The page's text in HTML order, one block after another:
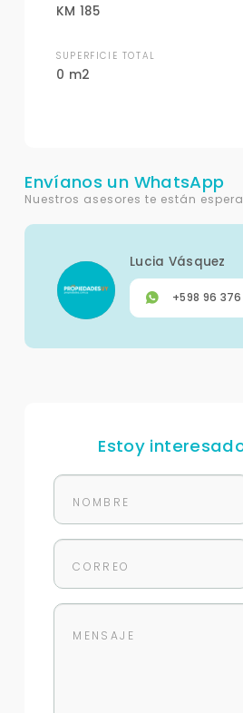
KM 185
SUPERFICIE TOTAL
0 m2
Envíanos un WhatsApp
Nuestros asesores te están
Lucia Vásquez
+598 96
Estoy